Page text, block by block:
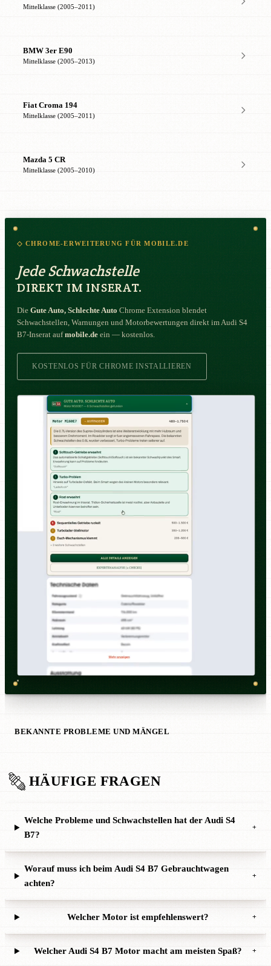
Mittelklasse (2005–2011)
BMW 3er E90
Mittelklasse (2005–2013)
Fiat Croma 194
Mittelklasse (2005–2011)
Mazda 5 CR
Mittelklasse (2005–2010)
◇ CHROME-ERWEITERUNG FÜR MOBILE.DE
Jede Schwachstelle
DIREKT IM INSERAT.
Die Gute Auto, Schlechte Auto Chrome Extension blendet
Schwachstellen, Warnungen und Motorbewertungen direkt im Audi S4
B7-Inserat aufmobile.de ein — kostenlos.
KOSTENLOS FÜR CHROME INSTALLIEREN
BEKANNTE PROBLEME UND MÄNGEL
HÄUFIGE FRAGEN
Welche Probleme und Schwachstellen hat der Audi S4
B7?
+
Worauf muss ich beim Audi S4 B7 Gebrauchtwagen
achten?
+
Welcher Motor ist empfehlenswert? +
Welcher Audi S4 B7 Motor macht am meisten Spaß? +